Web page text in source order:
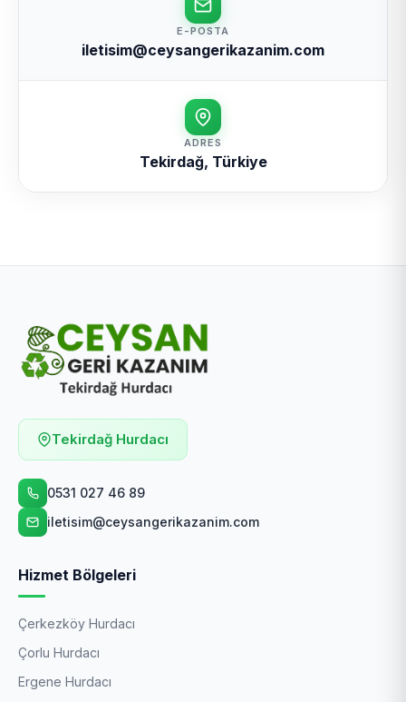
E-POSTA
iletisim@ceysangerikazanim.com
ADRES
Tekirdağ, Türkiye
Tekirdağ Hurdacı
0531 027 46 89
iletisim@ceysangerikazanim.com
Hizmet Bölgeleri
Çerkezköy Hurdacı
Çorlu Hurdacı
Ergene Hurdacı